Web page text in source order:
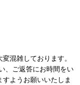
混雑しております。
、ご返答にお時間をい
ようお願いいたしま